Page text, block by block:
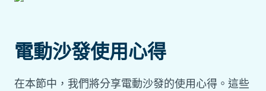
電動沙發使用心得
在本節中，我們將分享電動沙發的使用心得。這些